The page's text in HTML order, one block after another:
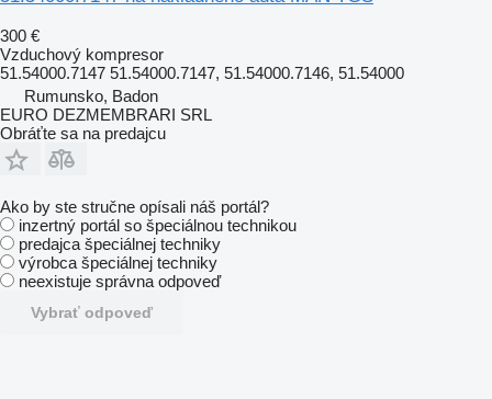
300 €
Vzduchový kompresor
51.54000.7147 51.54000.7147, 51.54000.7146, 51.54000
Rumunsko, Badon
EURO DEZMEMBRARI SRL
Obráťte sa na predajcu
Ako by ste stručne opísali náš portál?
inzertný portál so špeciálnou technikou
predajca špeciálnej techniky
výrobca špeciálnej techniky
neexistuje správna odpoveď
Vybrať odpoveď